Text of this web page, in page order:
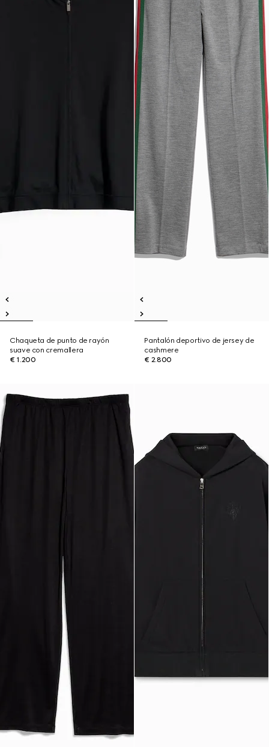
Chaqueta de punto de rayón
suave con cremallera
€ 1.200
Pantalón deportivo de jersey de
cashmere
€ 2.800